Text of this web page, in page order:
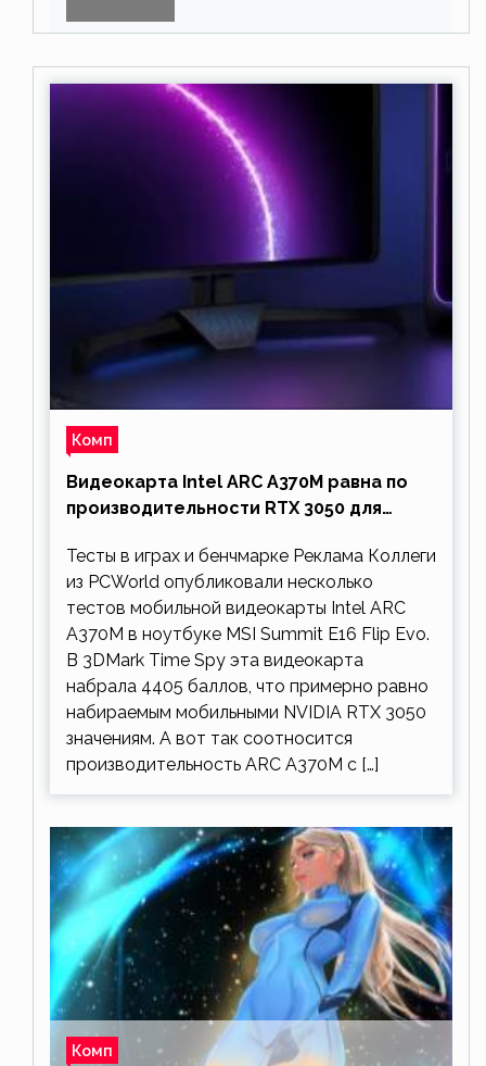
Комп
Видеокарта Intel ARC A370M равна по
производительности RTX 3050 для
Тесты в играх и бенчмарке Реклама Коллеги
из PCWorld опубликовали несколько
тестов мобильной видеокарты Intel ARC
A370M в ноутбуке MSI Summit E16 Flip Evo.
В 3DMark Time Spy эта видеокарта
набрала 4405 баллов, что примерно равно
набираемым мобильными NVIDIA RTX 3050
значениям. А вот так соотносится
производительность ARC A370M с […]
Комп